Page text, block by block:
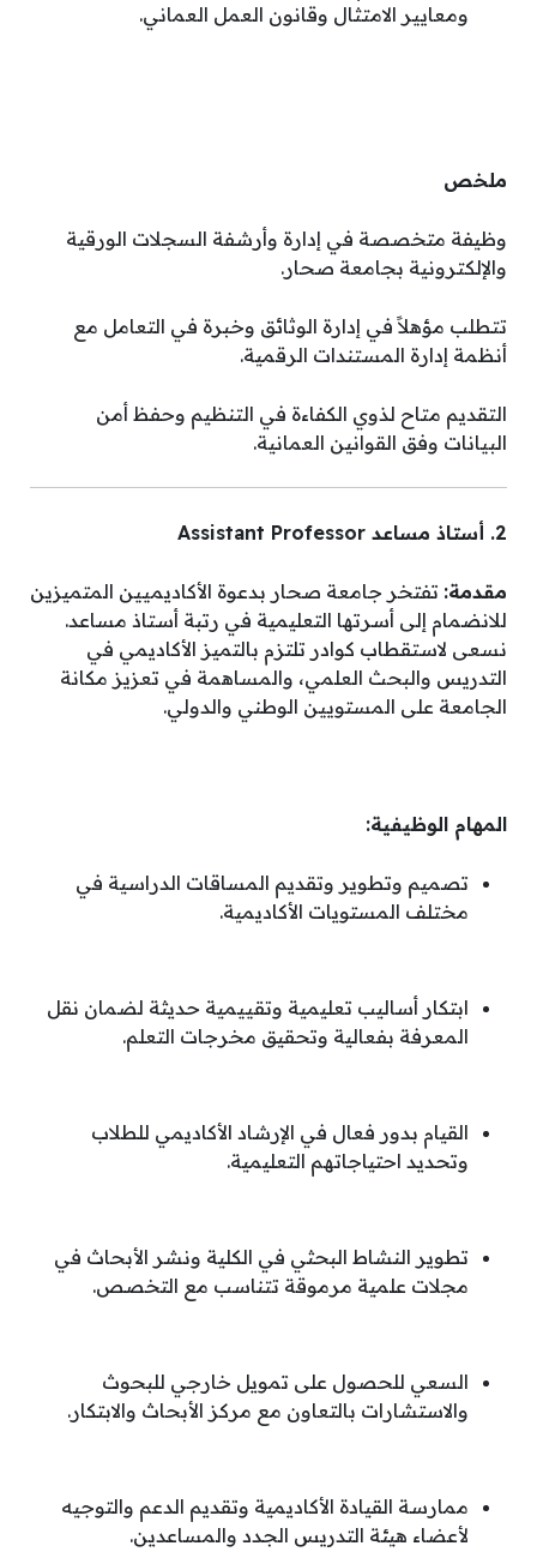
ومعايير الامتثال وقانون العمل العماني.
ملخص
وظيفة متخصصة في إدارة وأرشفة السجلات الورقية
والإلكترونية بجامعة صحار.
تتطلب مؤهلاً في إدارة الوثائق وخبرة في التعامل مع
أنظمة إدارة المستندات الرقمية.
التقديم متاح لذوي الكفاءة في التنظيم وحفظ أمن
البيانات وفق القوانين العمانية.
2. أستاذ مساعد Assistant Professor
مقدمة: تفتخر جامعة صحار بدعوة الأكاديميين المتميزين
للانضمام إلى أسرتها التعليمية في رتبة أستاذ مساعد.
نسعى لاستقطاب كوادر تلتزم بالتميز الأكاديمي في
التدريس والبحث العلمي، والمساهمة في تعزيز مكانة
الجامعة على المستويين الوطني والدولي.
المهام الوظيفية:
تصميم وتطوير وتقديم المساقات الدراسية في
مختلف المستويات الأكاديمية.
ابتكار أساليب تعليمية وتقييمية حديثة لضمان نقل
المعرفة بفعالية وتحقيق مخرجات التعلم.
القيام بدور فعال في الإرشاد الأكاديمي للطلاب
وتحديد احتياجاتهم التعليمية.
تطوير النشاط البحثي في الكلية ونشر الأبحاث في
مجلات علمية مرموقة تتناسب مع التخصص.
السعي للحصول على تمويل خارجي للبحوث
والاستشارات بالتعاون مع مركز الأبحاث والابتكار.
ممارسة القيادة الأكاديمية وتقديم الدعم والتوجيه
لأعضاء هيئة التدريس الجدد والمساعدين.